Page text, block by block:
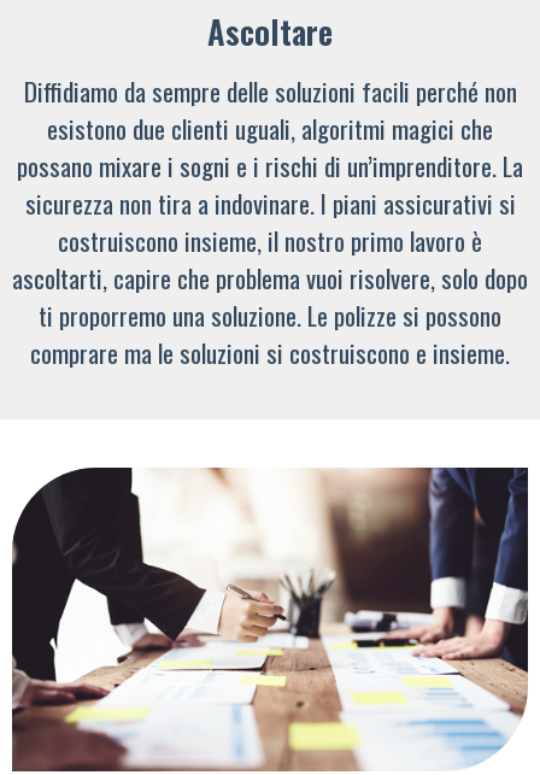
Ascoltare
Diffidiamo da sempre delle soluzioni facili perché non
esistono due clienti uguali, algoritmi magici che
possano mixare i sogni e i rischi di un’imprenditore. La
sicurezza non tira a indovinare. I piani assicurativi si
costruiscono insieme, il nostro primo lavoro è
ascoltarti, capire che problema vuoi risolvere, solo dopo
ti proporremo una soluzione. Le polizze si possono
comprare ma le soluzioni si costruiscono e insieme.